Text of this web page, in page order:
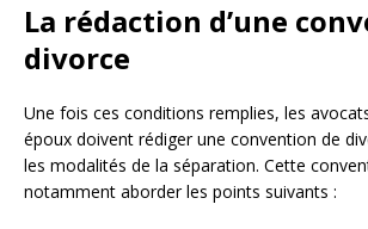
La rédaction d’une
divorce
Une fois ces conditions remplies, les
époux doivent rédiger une convention de
les modalités de la séparation. Cette
notamment aborder les points suivants :